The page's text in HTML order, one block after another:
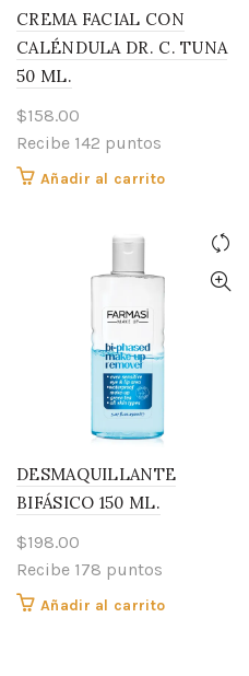
CREMA FACIAL CON
CALÉNDULA DR. C. TUNA
50 ML.
$158.00
Recibe 142 puntos
Añadir al carrito
DESMAQUILLANTE
BIFÁSICO 150 ML.
$198.00
Recibe 178 puntos
Añadir al carrito